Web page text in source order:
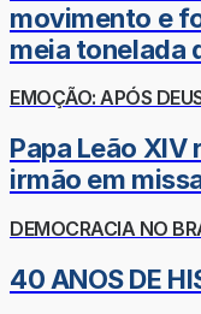
movimento e
meia tonelada
EMOÇÃO: APÓS
Papa Leão
irmão em
DEMOCRACIA NO
40 ANOS DE